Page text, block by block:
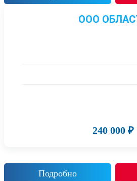
ООО
240 000 ₽
Подробно